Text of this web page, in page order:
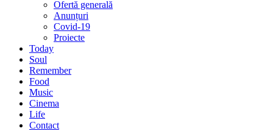
Ofertă generală
Anunțuri
Covid-19
Proiecte
Today
Soul
Remember
Food
Music
Cinema
Life
Contact